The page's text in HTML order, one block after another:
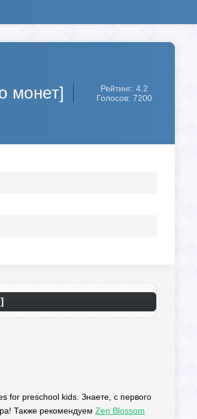
монет]
Рейтинг: 4.2
Голосов: 7200
for preschool kids. Знаете, с первого
Также рекомендуем Zen Blossom